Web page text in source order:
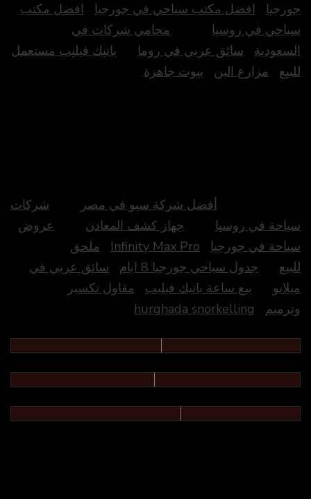
جورجيا
افضل مكتب سياحي في جورجيا
افضل مكتب
سياحي في روسيا
محامي شركات في
السعودية
سائق عربي في روما
باتيك فيليب مستعمل
للبيع
مزارع البن بيوت جاهزة
أفضل شركة سيو في مصر
شركات
سياحة في روسيا
جهاز كشف المعادن
عروض
سياحة في جورجيا
Infinity Max Pro
ملحق
للبيع
جدول سياحي جورجيا 8 ايام
سائق عربي في
ميلانو
بيع ساعة باتيك فيليب
مقاول تكسير
وترميم
hurghada snorkelling